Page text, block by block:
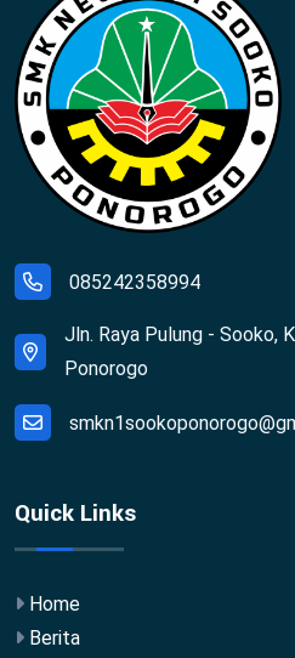
085242358994
Jln. Raya Pulung - Sooko,
Ponorogo
Quick Links
Home
Berita